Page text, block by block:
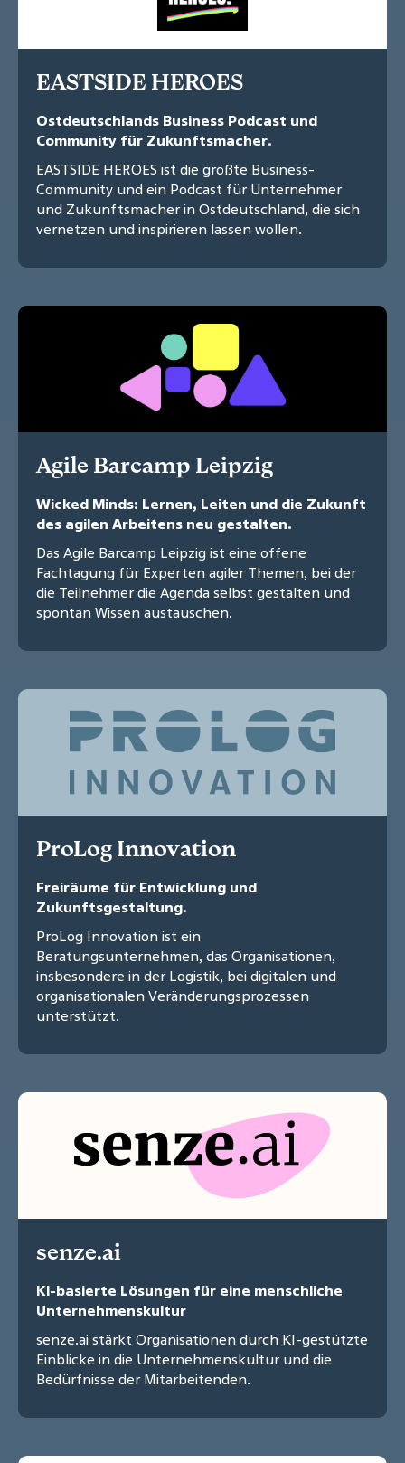
EASTSIDE HEROES
Ostdeutschlands Business Podcast und
Community für Zukunftsmacher.
EASTSIDE HEROES ist die größte Business-
Community und ein Podcast für Unternehmer
und Zukunftsmacher in Ostdeutschland, die sich
vernetzen und inspirieren lassen wollen.
Agile Barcamp Leipzig
Wicked Minds: Lernen, Leiten und die Zukunft
des agilen Arbeitens neu gestalten.
Das Agile Barcamp Leipzig ist eine offene
Fachtagung für Experten agiler Themen, bei der
die Teilnehmer die Agenda selbst gestalten und
spontan Wissen austauschen.
ProLog Innovation
Freiräume für Entwicklung und
Zukunftsgestaltung.
ProLog Innovation ist ein
Beratungsunternehmen, das Organisationen,
insbesondere in der Logistik, bei digitalen und
organisationalen Veränderungsprozessen
unterstützt.
senze.ai
KI-basierte Lösungen für eine menschliche
Unternehmenskultur
senze.ai stärkt Organisationen durch KI-gestützte
Einblicke in die Unternehmenskultur und die
Bedürfnisse der Mitarbeitenden.